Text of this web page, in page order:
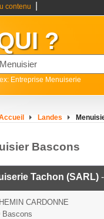
contenu
?
ex: Entreprise Menuiserie
Landes
Bascons
Tachon (SARL)
CARDONNE
Bascons